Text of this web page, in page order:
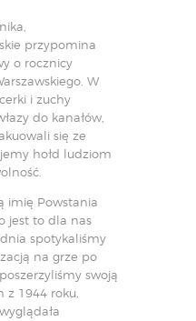
przypomina
o rocznicy
W
i zuchy
do kanałów,
się ze
hołd ludziom
imię Powstania
jest to dla nas
spotykaliśmy
na grze po
swoją
1944 roku,